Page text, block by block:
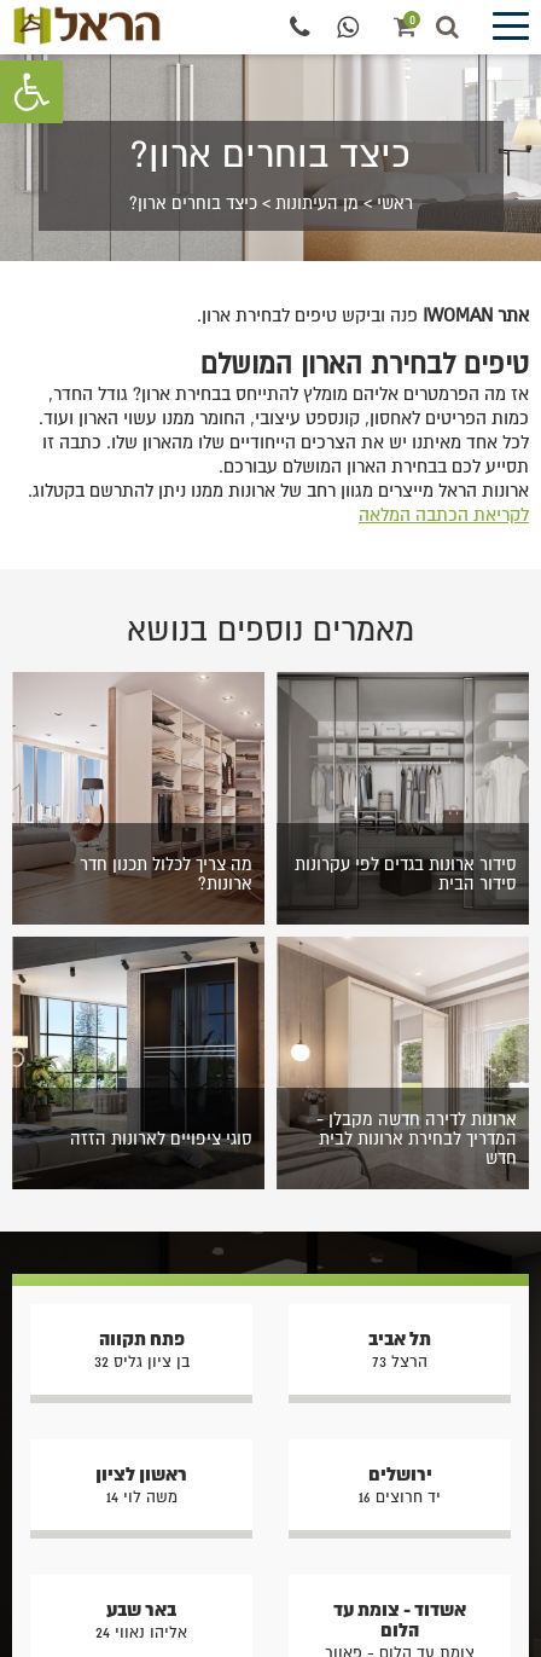
פתח
0
כיצד בוחרים ארון?
ראשי>מן העיתונות >כיצד בוחרים ארון?
אתר IWOMAN פנה וביקש טיפים לבחירת ארון.
טיפים לבחירת הארון המושלם
אז מה הפרמטרים אליהם מומלץ להתייחס בבחירת ארון? גודל החדר,
כמות הפריטים לאחסון, קונספט עיצובי, החומר ממנו עשוי הארון ועוד.
לכל אחד מאיתנו יש את הצרכים הייחודיים שלו מהארון שלו. כתבה זו
תסייע לכם בבחירת הארון המושלם עבורכם.
ארונות הראל מייצרים מגוון רחב של ארונות ממנו ניתן להתרשם בקטלוג.
לקריאת הכתבה המלאה
מאמרים נוספים בנושא
סידור ארונות בגדים לפי עקרונות
סידור הבית
אחד האלמנטים שאנשים הכי
נרתעים מהם מבין עבודות סידור
הבית הוא סידור ארונות בגדים.
עבור רוב האנשים מדובר במטלה
שאינה…
מה צריך לכלול תכנון חדר
ארונות?
על מה מומלץ לחשוב כאשר
ניגשים לבצע תכנון חדר ארונות?
ריכזנו עבורכם כמה נקודות
ושיקולים שכדאי לשים עליהם
דגש. מה…
ארונות לדירה חדשה מקבלן -
המדריך לבחירת ארונות לבית
חדש
בחיים. לאחר קבלת המפתח
מתחיל שלב עיצוב הבית
והתאמתו לצרכים האישיים…
סוגי ציפויים לארונות הזזה
היה הסוואת הארון, אולם כיום
בשוק…
תל אביב
הרצל 73
פתח תקווה
בן ציון גליס 32
ירושלים
יד חרוצים 16
ראשון לציון
משה לוי 14
אשדוד - צומת עד
הלום
צומת עד הלום - פאוור
באר שבע
אליהו נאווי 24